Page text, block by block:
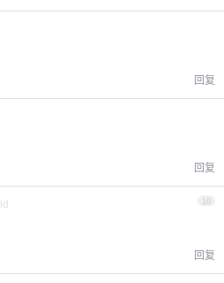
回复
回复
10
回复